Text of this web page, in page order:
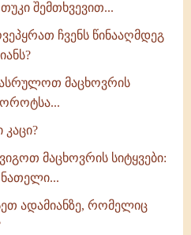
შემთხვევით...
ჩვენს წინააღმდეგ
მაცხოვრის
კაცი?
მაცხოვრის სიტყვები:
ადამიანზე, რომელიც